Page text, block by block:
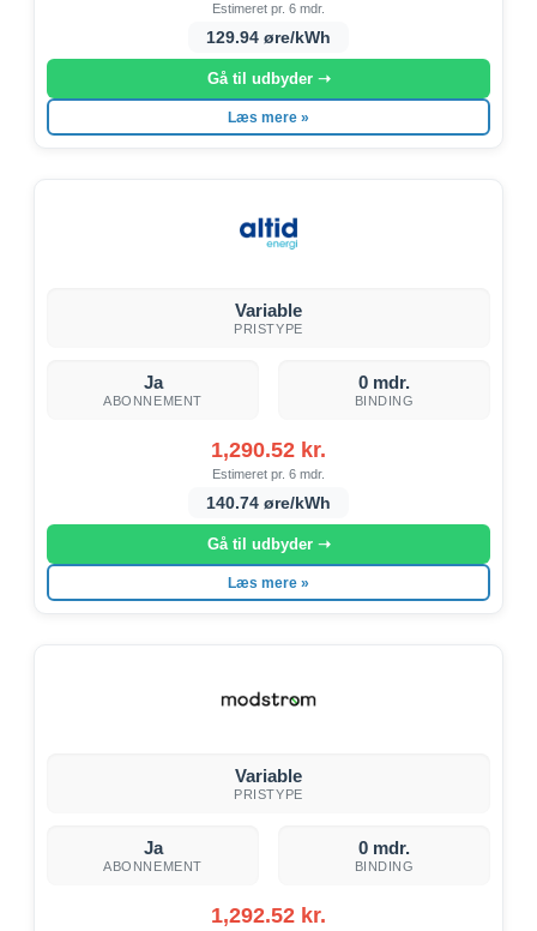
Estimeret pr. 6 mdr.
129.94 øre/kWh
Gå til udbyder ➝
Læs mere »
Variable
PRISTYPE
Ja
ABONNEMENT
0 mdr.
BINDING
1,290.52 kr.
Estimeret pr. 6 mdr.
140.74 øre/kWh
Gå til udbyder ➝
Læs mere »
Variable
PRISTYPE
Ja
ABONNEMENT
0 mdr.
BINDING
1,292.52 kr.